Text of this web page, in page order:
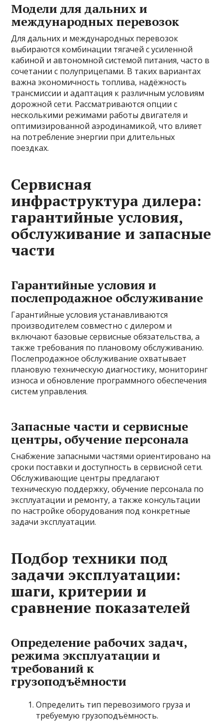
Модели для дальних и
международных перевозок
Для дальних и международных перевозок
выбираются комбинации тягачей с усиленной
кабиной и автономной системой питания, часто в
сочетании с полуприцепами. В таких вариантах
важна экономичность топлива, надёжность
трансмиссии и адаптация к различным условиям
дорожной сети. Рассматриваются опции с
несколькими режимами работы двигателя и
оптимизированной аэродинамикой, что влияет
на потребление энергии при длительных
поездках.
Сервисная
инфраструктура дилера:
гарантийные условия,
обслуживание и запасные
части
Гарантийные условия и
послепродажное обслуживание
Гарантийные условия устанавливаются
производителем совместно с дилером и
включают базовые сервисные обязательства, а
также требования по плановому обслуживанию.
Послепродажное обслуживание охватывает
плановую техническую диагностику, мониторинг
износа и обновление программного обеспечения
систем управления.
Запасные части и сервисные
центры, обучение персонала
Снабжение запасными частями ориентировано на
сроки поставки и доступность в сервисной сети.
Обслуживающие центры предлагают
техническую поддержку, обучение персонала по
эксплуатации и ремонту, а также консультации
по настройке оборудования под конкретные
задачи эксплуатации.
Подбор техники под
задачи эксплуатации:
шаги, критерии и
сравнение показателей
Определение рабочих задач,
режима эксплуатации и
требований к
грузоподъёмности
Определить тип перевозимого груза и
требуемую грузоподъёмность.